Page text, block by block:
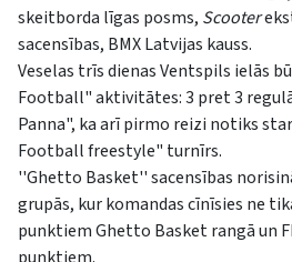
skeitborda līgas posms, Scooter
sacensības, BMX Latvijas kauss.
Veselas trīs dienas Ventspils ielās
Football" aktivitātes: 3 pret 3
Panna", ka arī pirmo reizi notiks
Football freestyle" turnīrs.
''Ghetto Basket'' sacensības
grupās, kur komandas cīnīsies ne
punktiem Ghetto Basket rangā un